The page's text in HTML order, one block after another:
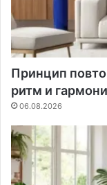
Принцип
ритм и
06.08.2026